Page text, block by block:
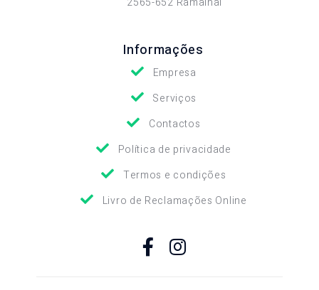
Informações
Empresa
Serviços
Contactos
Política de privacidade
Termos e condições
Livro de Reclamações Online